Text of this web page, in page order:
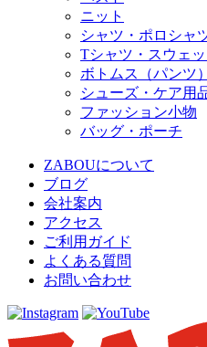
ニット
シャツ・ポロシャ
Tシャツ・スウェ
ボトムス（パンツ）
シューズ・ケア用
ファッション小物
バッグ・ポーチ
ZABOUについて
ブログ
会社案内
アクセス
ご利用ガイド
よくある質問
お問い合わせ